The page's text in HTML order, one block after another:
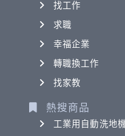
找工作
求職
幸福企業
轉職換工作
找家教
熱搜商品
工業用自動洗地